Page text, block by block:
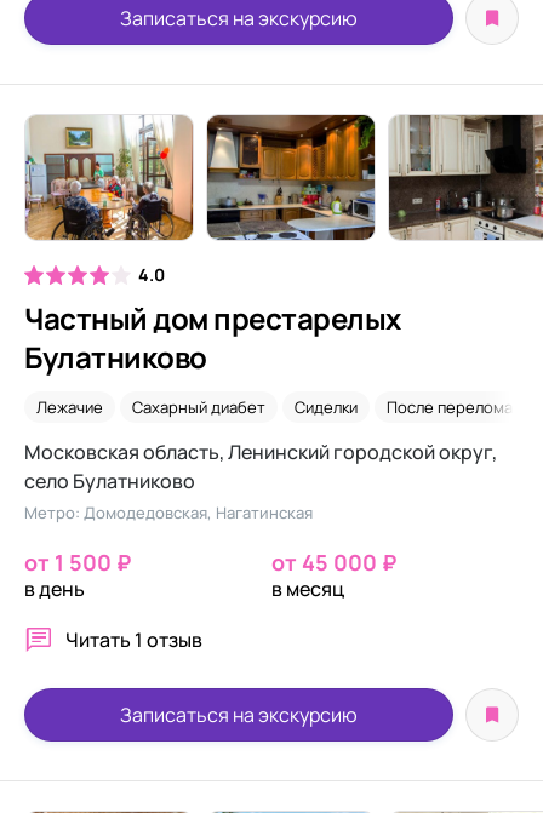
Записаться на экскурсию
4.0
Частный дом престарелых
Булатниково
Лежачие Сахарный диабет Сиделки После перелома
Московская область, Ленинский городской округ,
село Булатниково
Метро: Домодедовская, Нагатинская
от 1 500 ₽
в день
от 45 000 ₽
в месяц
Читать 1 отзыв
Записаться на экскурсию